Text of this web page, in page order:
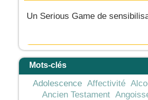
Un Serious Game de
Mots-clés
Adolescence Affectivité
Ancien Testament